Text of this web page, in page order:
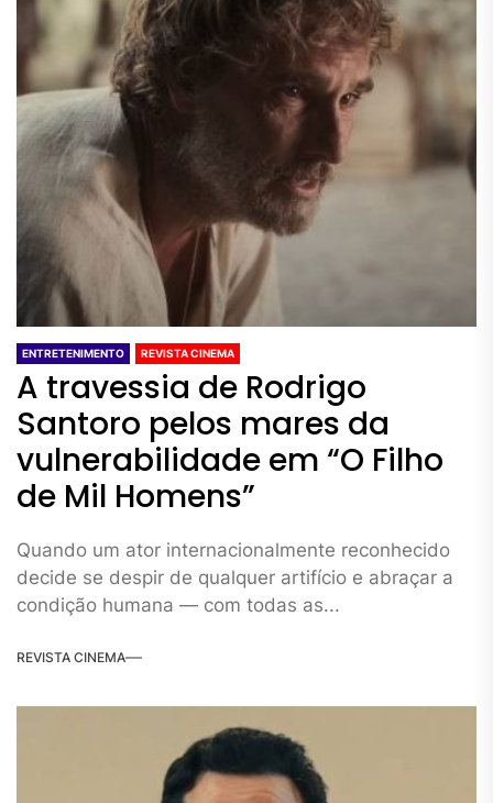
ENTRETENIMENTO REVISTA CINEMA
A travessia de Rodrigo
Santoro pelos mares da
vulnerabilidade em “O Filho
de Mil Homens”
Quando um ator internacionalmente reconhecido
decide se despir de qualquer artifício e abraçar a
condição humana — com todas as...
REVISTA CINEMA